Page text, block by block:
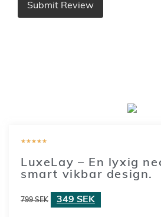
Submit Review
★★★★★
LuxeLay – En lyxig
smart vikbar design.
799SEK 349 SEK